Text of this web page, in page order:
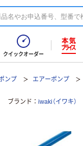
クイックオーダー
ンプ エアーポンプ
ブランド iwaki（イワキ）